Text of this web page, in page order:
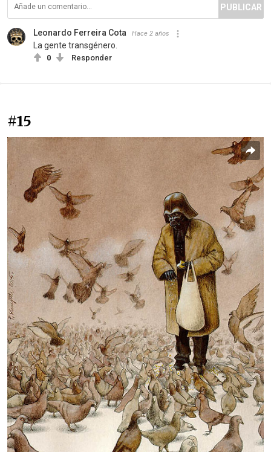
PUBLICAR
Leonardo Ferreira Cota Hace 2 años
La gente transgénero.
0 Responder
#15